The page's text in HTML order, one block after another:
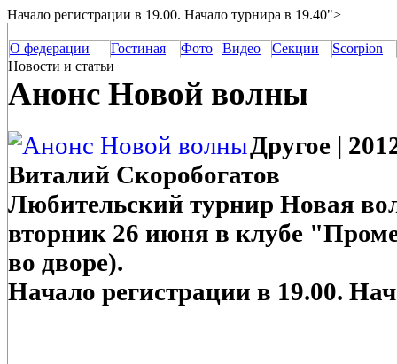
Начало регистрации в 19.00. Начало турнира в 19.40">
О федерации Гостиная Фото Видео Секции
Scorpion
Новости и статьи
Анонс Новой волны
Другое |
Виталий Скоробогатов
Любительский турнир Новая
вторник 26 июня в клубе
во дворе).
Начало регистрации в 19.00.